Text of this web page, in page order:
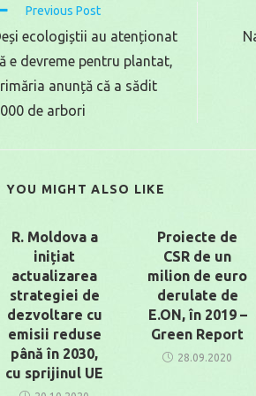
Previous Post
ecologiștii au atenționat
e devreme pentru plantat,
anunță că a sădit
de arbori
YOU MIGHT ALSO LIKE
R. Moldova a
inițiat
actualizarea
strategiei de
dezvoltare cu
emisii reduse
până în 2030,
cu sprijinul UE
Proiecte de
CSR de un
milion de euro
derulate de
E.ON, în 2019 –
Green Report
28.09.2020